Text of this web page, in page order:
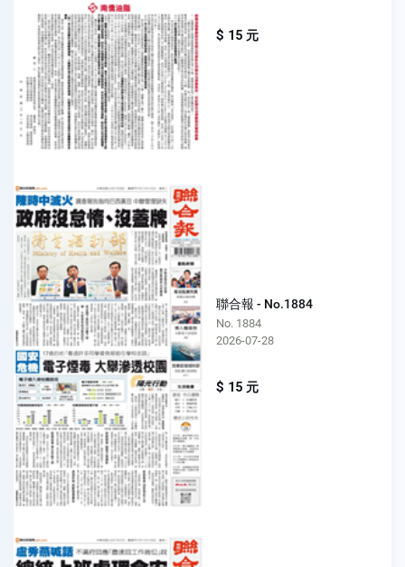
$ 15 元
聯合報 - No.1884
No. 1884
2026-07-28
$ 15 元